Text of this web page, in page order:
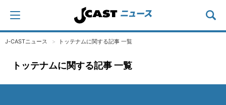
J-CASTニュース トッテナムに関する記事 一覧
トッテナムに関する記事 一覧